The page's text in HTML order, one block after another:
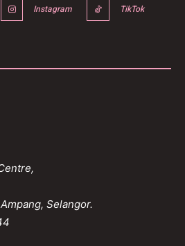
Instagram TikTok
Selangor.